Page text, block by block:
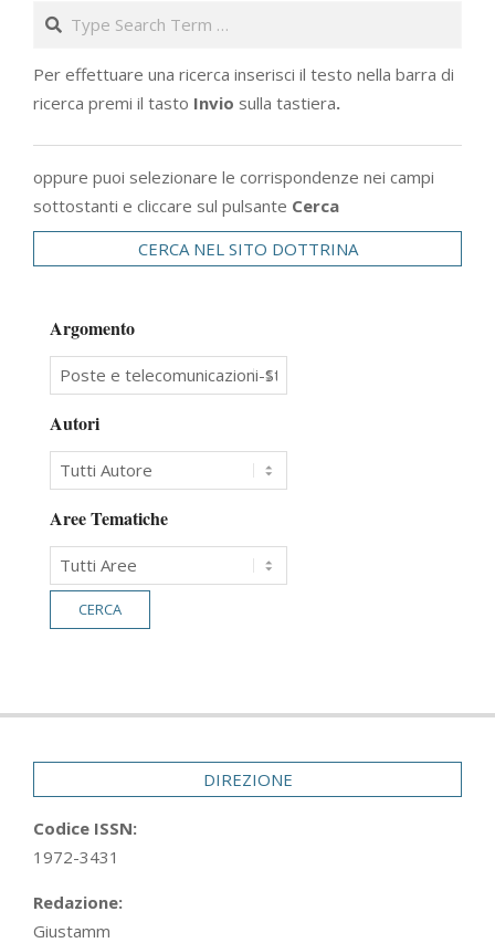
Search
Per effettuare una ricerca inserisci il testo nella barra di
ricerca premi il tasto Invio sulla tastiera.
oppure puoi selezionare le corrispondenze nei campi
sottostanti e cliccare sul pulsante Cerca
CERCA NEL SITO DOTTRINA
Argomento
Autori
Aree Tematiche
DIREZIONE
Codice ISSN:
1972-3431
Redazione:
Giustamm